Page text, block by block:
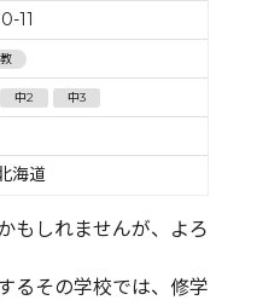
11
中2 中3
海道
もしれませんが、よろ
るその学校では、修学